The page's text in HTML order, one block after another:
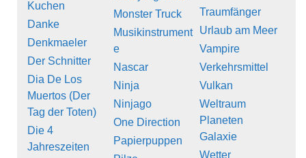
Kuchen
Danke
Denkmaeler
Der Schnitter
Dia De Los
Muertos (Der
Tag der Toten)
Die 4
Jahreszeiten
Monster Truck
Musikinstrument
e
Nascar
Ninja
Ninjago
One Direction
Papierpuppen
Traumfänger
Urlaub am Meer
Vampire
Verkehrsmittel
Vulkan
Weltraum
Planeten
Galaxie
Wetter